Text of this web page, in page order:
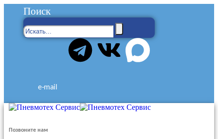
Поиск
e-mail
Позвоните нам